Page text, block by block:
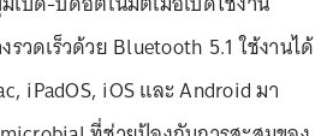
วดเร็วด้วย Bluetooth 5.1 ใช้งานได้
iPadOS, iOS และ Android มา